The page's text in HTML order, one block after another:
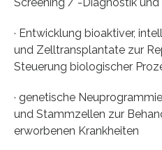
· Entwicklung bioaktiver,
und Zelltransplantate zur
Steuerung biologischer
· genetische
und Stammzellen zur
erworbenen Krankheiten